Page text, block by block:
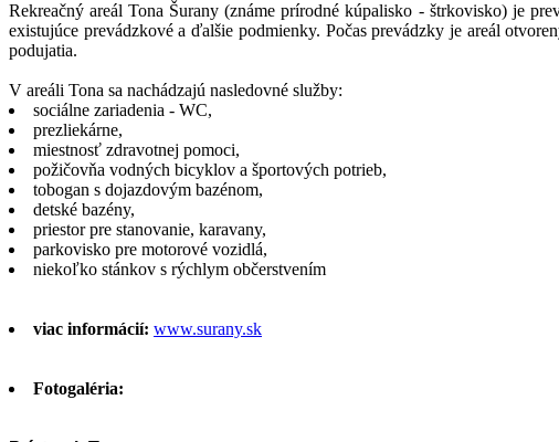
Rekreačný areál Tona Šurany (známe prírodné kúpalisko - štrkovisko) je
existujúce prevádzkové a ďalšie podmienky. Počas prevádzky je areál
podujatia.
V areáli Tona sa nachádzajú nasledovné služby:
sociálne zariadenia - WC,
prezliekárne,
miestnosť zdravotnej pomoci,
požičovňa vodných bicyklov a športových potrieb,
tobogan s dojazdovým bazénom,
detské bazény,
priestor pre stanovanie, karavany,
parkovisko pre motorové vozidlá,
niekoľko stánkov s rýchlym občerstvením
viac informácií: www.surany.sk
Fotogaléria: